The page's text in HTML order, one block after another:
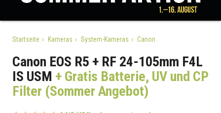
Startseite Kameras System-Kameras Canon
Canon EOS R5 + RF 24-105mm F4L
IS USM + Gratis Batterie, UV und CP
Filter (Sommer Angebot)